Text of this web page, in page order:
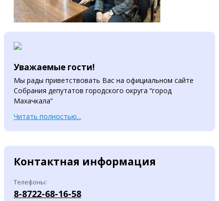
Уважаемые гости!
Мы рады приветствовать Вас на официальном сайте
Собрания депутатов городского округа “город
Махачкала”
Читать полностью...
Контактная информация
Телефоны:
8-8722-68-16-58